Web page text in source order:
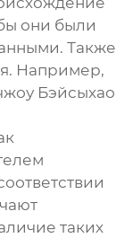
они были
Также
Например,
Бэйсыхао
таких